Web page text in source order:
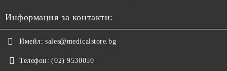
Информация за контакти:
Имейл: sales@medicalstore.bg
Телефон: (02) 9530050